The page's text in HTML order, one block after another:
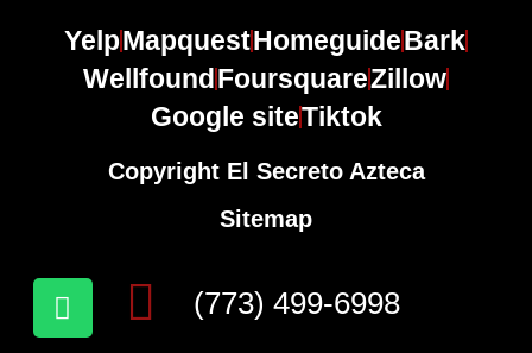
YelpMapquestHomeguideBark
Wellfound FoursquareZillow
Google siteTiktok
Copyright El Secreto Azteca
Sitemap
(773) 499-6998